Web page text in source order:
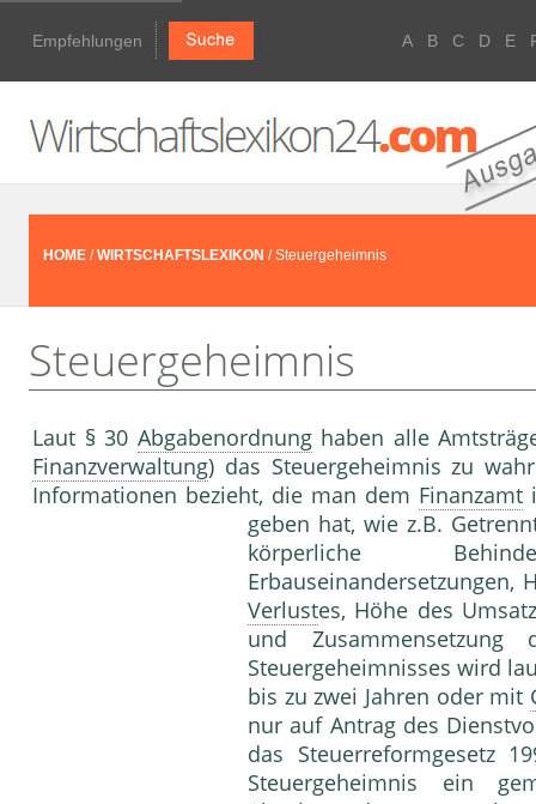
Empfehlungen A B C D E
HOME /WIRTSCHAFTSLEXIKON / Steuergeheimnis
Steuergeheimnis
Laut § 30 Abgabenordnunghaben alle
Finanzverwaltung) das Steuergeheimnis zu
Informationen bezieht, die man dem Finanzamt
geben hat, wie z.B.
körperliche
Erbauseinandersetzungen,
Verlustes, Höhe des
und
Steuergeheimnisses wird
bis zu zwei Jahren oder mit
nur auf Antrag des
das Steuerreformgesetz
Steuergeheimnis ein